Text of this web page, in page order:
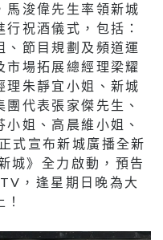
馬浚偉先生率領新城
祝酒儀式，包括：
、節目規劃及頻道運
市場拓展總經理梁耀
理朱靜宜小姐、新城
代表張家傑先生、
姐、高晨維小姐、
式宣布新城廣播全新
城》全力啟動，預告
，逢星期日晚為大